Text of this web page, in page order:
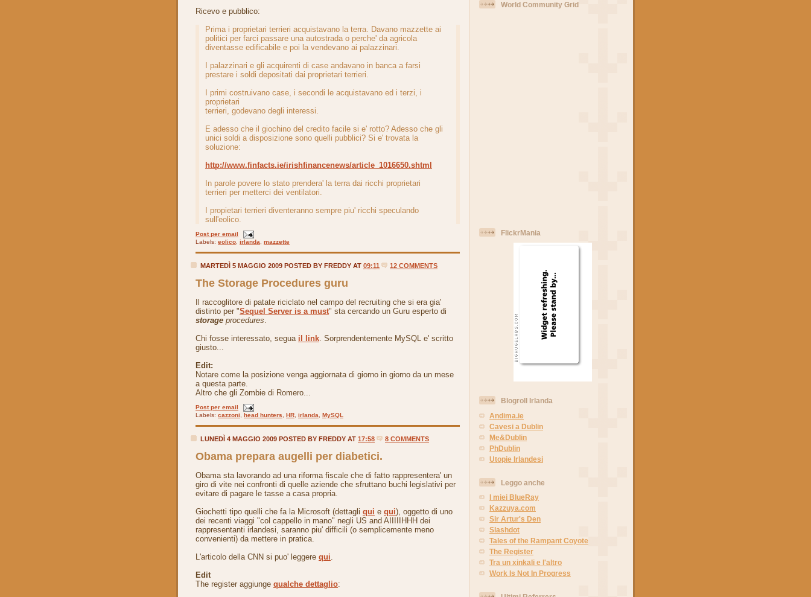
Ricevo e pubblico:
Prima i proprietari terrieri acquistavano la terra. Davano mazzette ai
politici per farci passare una autostrada o perche' da agricola
diventasse edificabile e poi la vendevano ai palazzinari.
I palazzinari e gli acquirenti di case andavano in banca a farsi
prestare i soldi depositati dai proprietari terrieri.
I primi costruivano case, i secondi le acquistavano ed i terzi, i
proprietari
terrieri, godevano degli interessi.
E adesso che il giochino del credito facile si e' rotto? Adesso che gli
unici soldi a disposizione sono quelli pubblici? Si e' trovata la
soluzione:
http://www.finfacts.ie/irishfinancenews/article_1016650.shtml
In parole povere lo stato prendera' la terra dai ricchi proprietari
terrieri per metterci dei ventilatori.
I propietari terrieri diventeranno sempre piu' ricchi speculando
sull'eolico.
Post per email
Labels: eolico irlanda mazzette
MARTEDÌ 5 MAGGIO 2009 POSTED BY FREDDY AT 09:11 12 COMMENTS
The Storage Procedures guru
Il raccoglitore di patate riciclato nel campo del recruiting che si era gia'
distinto per "Sequel Server is a must" sta cercando un Guru esperto di
storage procedures.
Chi fosse interessato, segua il link. Sorprendentemente MySQL e' scritto
giusto...
Edit:
Notare come la posizione venga aggiornata di giorno in giorno da un mese
a questa parte.
Altro che gli Zombie di Romero...
Post per email
Labels: cazzoni head hunters HR irlanda MySQL
LUNEDÌ 4 MAGGIO 2009 POSTED BY FREDDY AT 17:58 8 COMMENTS
Obama prepara augelli per diabetici.
Obama sta lavorando ad una riforma fiscale che di fatto rappresentera' un
giro di vite nei confronti di quelle aziende che sfruttano buchi legislativi per
evitare di pagare le tasse a casa propria.
Giochetti tipo quelli che fa la Microsoft (dettagli qui e qui), oggetto di uno
dei recenti viaggi "col cappello in mano" negli US and AIIIIIHHH dei
rappresentanti irlandesi, saranno piu' difficili (o semplicemente meno
convenienti) da mettere in pratica.
L'articolo della CNN si puo' leggere qui.
Edit
The register aggiunge qualche dettaglio:
World Community Grid
FlickrMania
Blogroll Irlanda
Andima.ie
Cavesi a Dublin
Me&Dublin
PhDublin
Utopie Irlandesi
Leggo anche
I miei BlueRay
Kazzuya.com
Sir Artur's Den
Slashdot
Tales of the Rampant Coyote
The Register
Tra un xinkali e l'altro
Work Is Not In Progress